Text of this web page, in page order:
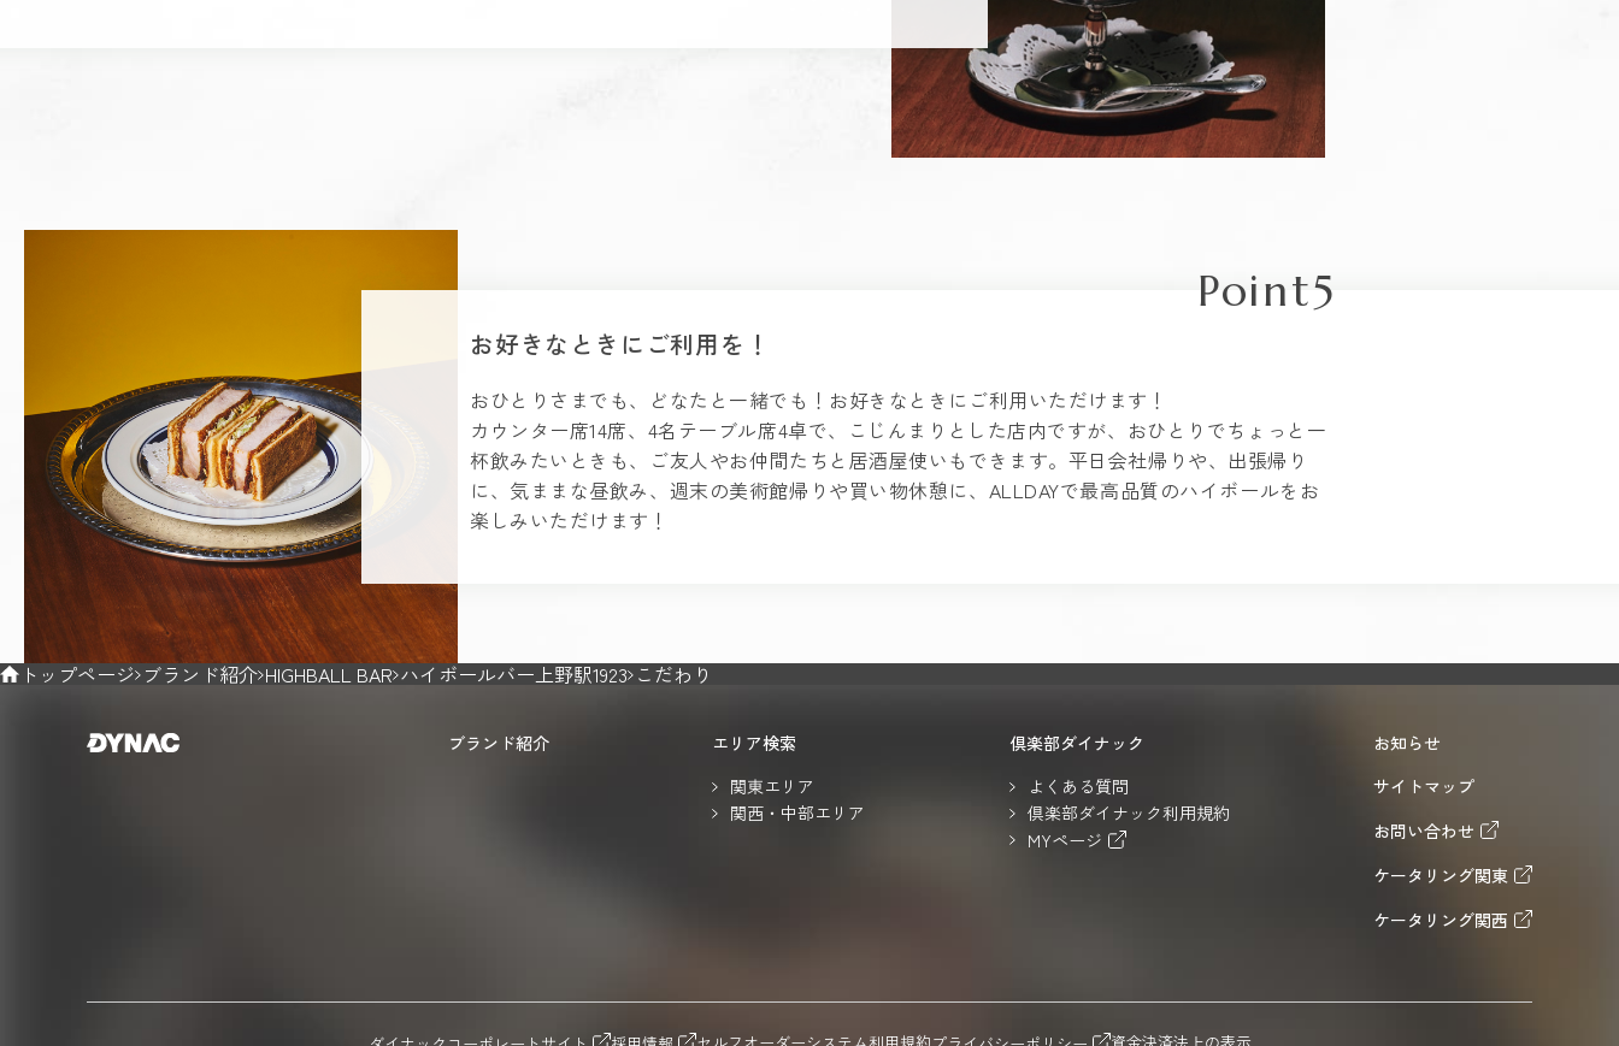
Point5
お好きなときにご利用を！
おひとりさまでも、どなたと一緒でも！お好きなときにご利用いただけます！
カウンター席14席、4名テーブル席4卓で、こじんまりとした店内ですが、おひとりでちょっと一
杯飲みたいときも、ご友人やお仲間たちと居酒屋使いもできます。平日会社帰りや、出張帰り
に、気ままな昼飲み、週末の美術館帰りや買い物休憩に、ALLDAYで最高品質のハイボールをお
楽しみいただけます！
トップページ ブランド紹介 HIGHBALL BAR ハイボールバー上野駅1923 こだわり
ブランド紹介
エリア検索
関東エリア
関西・中部エリア
倶楽部ダイナック
よくある質問
倶楽部ダイナック利用規約
MYページ
お知らせ
サイトマップ
お問い合わせ
ケータリング関東
ケータリング関西